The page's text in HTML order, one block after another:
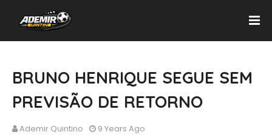
BRUNO HENRIQUE SEGUE SEM
PREVISÃO DE RETORNO
Ademir Quintino 9 Years Ago